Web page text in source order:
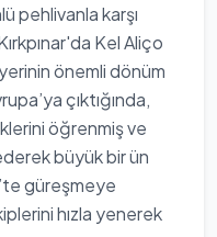
pehlivanla karşı
Kel Aliço
önemli dönüm
çıktığında,
öğrenmiş ve
büyük bir ün
güreşmeye
hızla yenerek